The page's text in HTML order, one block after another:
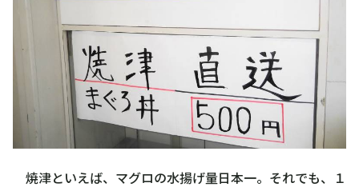
焼津といえば、マグロの水揚げ量日本一。それでも、１